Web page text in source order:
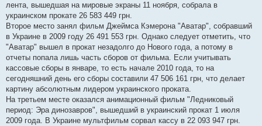
и
е
лента, вышедшая на мировые экраны 11 ноября, собрала в
украинском прокате 26 583 449 грн.
Второе место занял фильм Джеймса Кэмерона "Аватар", собравший
в Украине в 2009 году 26 491 553 грн. Однако следует отметить, что
"Аватар" вышел в прокат незадолго до Нового года, а потому в
отчеты попала лишь часть сборов от фильма. Если учитывать
кассовые сборы в январе, то есть начале 2010 года, то на
сегодняшний день его сборы составили 47 506 161 грн, что делает
картину абсолютным лидером украинского проката.
На третьем месте оказался анимационный фильм "Ледниковый
период: Эра динозавров", вышедший в украинский прокат 1 июля
2009 года. В Украине мультфильм сорвал кассу в 22 093 947 грн.